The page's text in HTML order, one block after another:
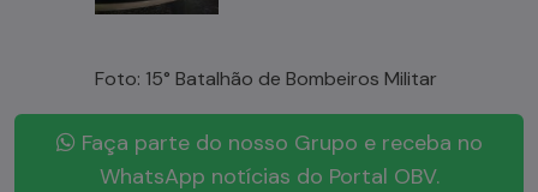
Foto: 15° Batalhão de Bombeiros Militar
Faça parte do nosso Grupo e receba no
WhatsApp notícias do Portal OBV.